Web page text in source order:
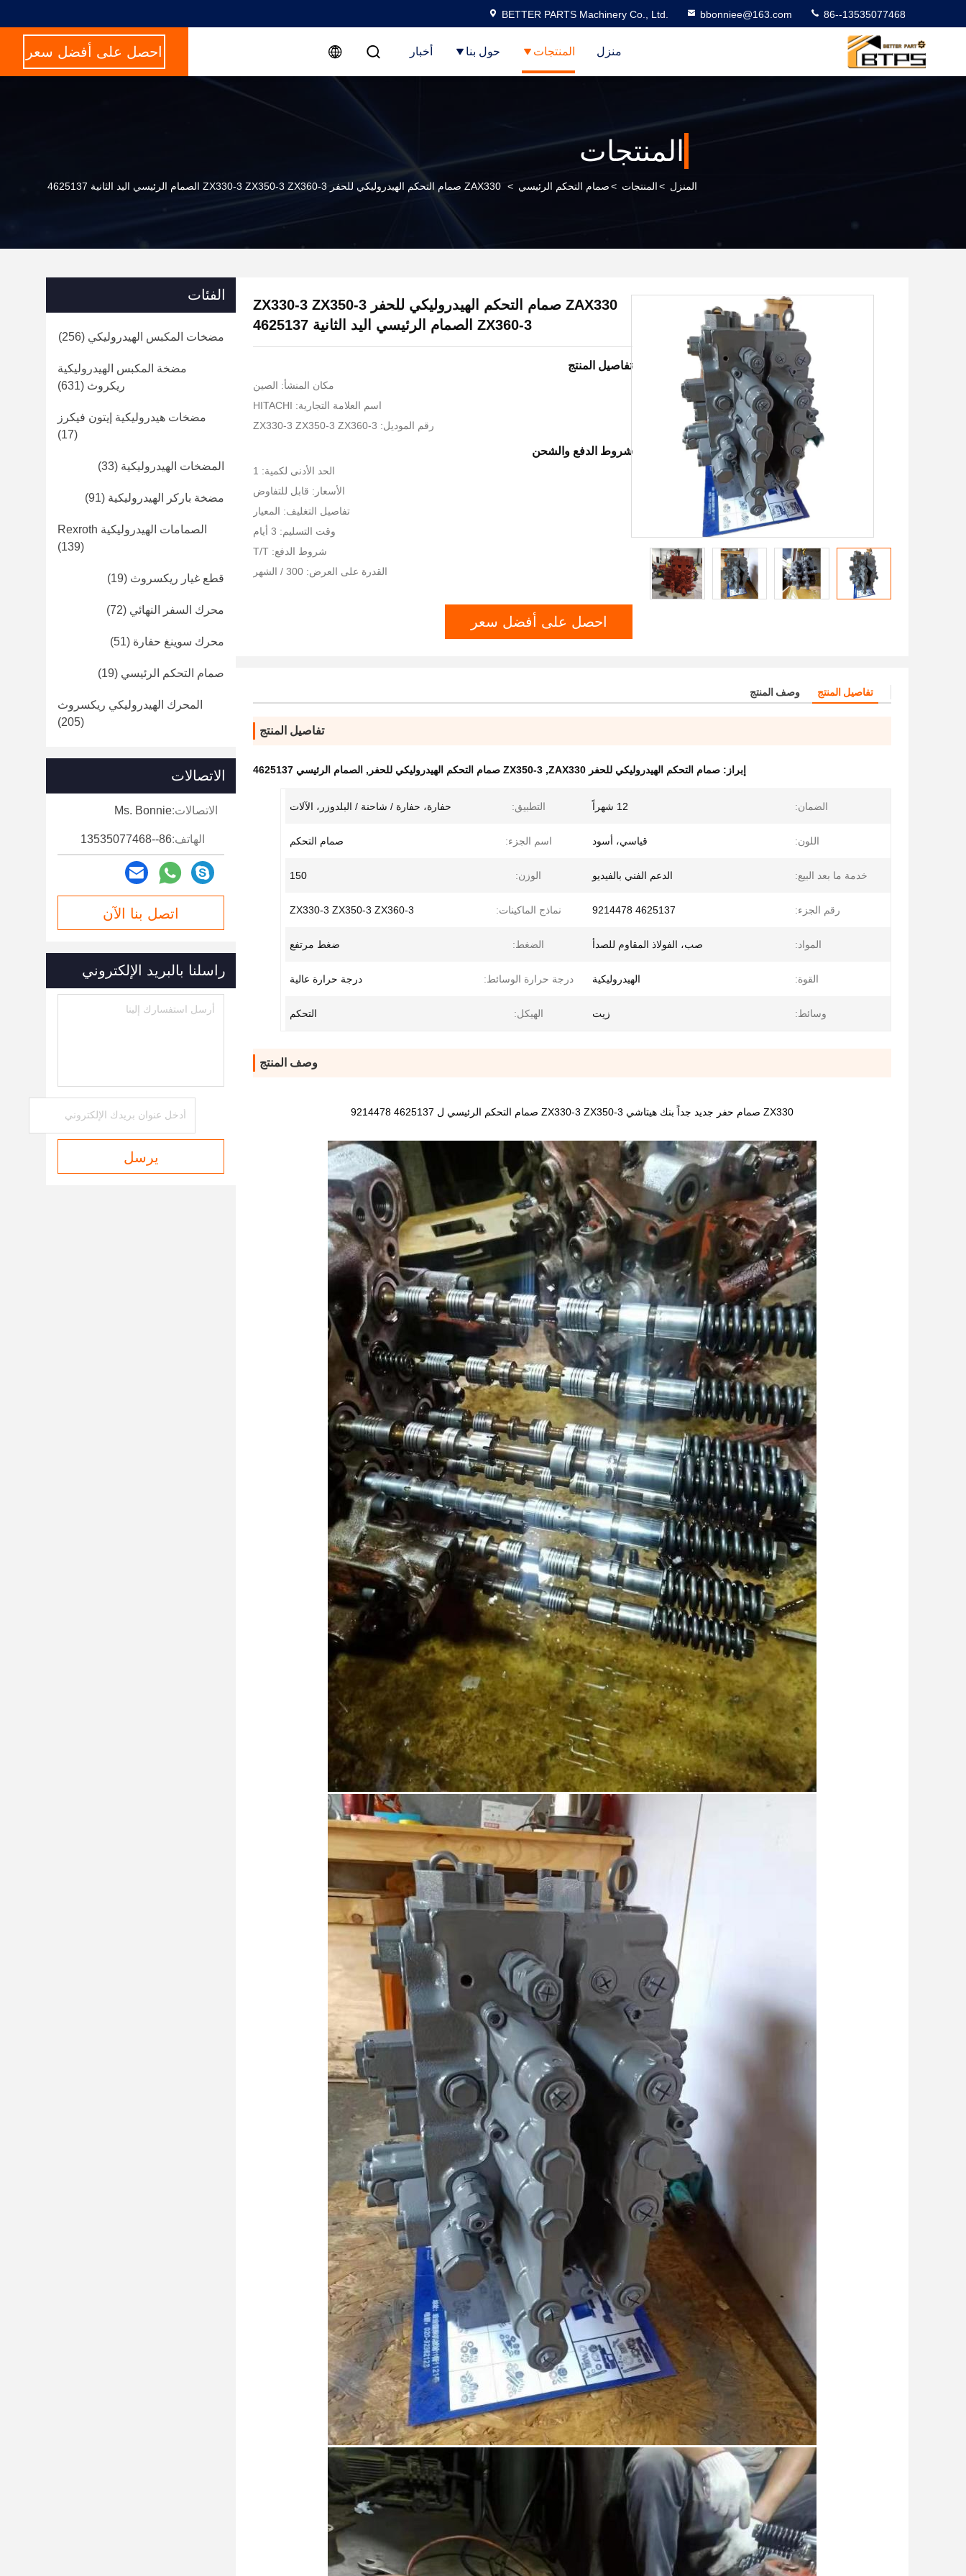
BETTER PARTS Machinery Co., Ltd. bbonniee@163.com 86--13535077468
منزل المنتجات حول بنا أخبار احصل على أفضل سعر
المنتجات
المنزل >المنتجات >صمام التحكم الرئيسي > ZAX330 صمام التحكم الهيدروليكي للحفر ZX330-3 ZX350-3 ZX360-3 الصمام الرئيسي اليد الثانية 4625137
ZAX330 صمام التحكم الهيدروليكي للحفر ZX330-3 ZX350-3
ZX360-3 الصمام الرئيسي اليد الثانية 4625137
تفاصيل المنتج
مكان المنشأ: الصين
اسم العلامة التجارية: HITACHI
رقم الموديل: ZX330-3 ZX350-3 ZX360-3
شروط الدفع والشحن
الحد الأدنى لكمية: 1
الأسعار: قابل للتفاوض
تفاصيل التغليف: المعيار
وقت التسليم: 3 أيام
شروط الدفع: T/T
القدرة على العرض: 300 / الشهر
احصل على أفضل سعر
تفاصيل المنتج وصف المنتج
تفاصيل المنتج
إبراز: صمام التحكم الهيدروليكي للحفر ZAX330 , ZX350-3 صمام التحكم الهيدروليكي للحفر , الصمام الرئيسي 4625137
الضمان: 12 شهراً التطبيق: حفارة، حفارة / شاحنة / البلدوزر، الآلات
اللون: قياسي، أسود اسم الجزء: صمام التحكم
خدمة ما بعد البيع: الدعم الفني بالفيديو الوزن: 150
رقم الجزء: 4625137 9214478 نماذج الماكينات: ZX330-3 ZX350-3 ZX360-3
المواد: صب، الفولاذ المقاوم للصدأ الضغط: ضغط مرتفع
القوة: الهيدروليكية درجة حرارة الوسائط: درجة حرارة عالية
وسائط: زيت الهيكل: التحكم
وصف المنتج
ZX330 صمام حفر جديد جداً بنك هيتاشي ZX330-3 ZX350-3 صمام التحكم الرئيسي ل 4625137 9214478
الفئات
مضخات المكبس الهيدروليكي (256)
مضخة المكبس الهيدروليكية
ريكروث (631)
مضخات هيدروليكية إيتون فيكرز
(17)
المضخات الهيدروليكية (33)
مضخة باركر الهيدروليكية (91)
الصمامات الهيدروليكية Rexroth
(139)
قطع غيار ريكسروث (19)
محرك السفر النهائي (72)
محرك سوينغ حفارة (51)
صمام التحكم الرئيسي (19)
المحرك الهيدروليكي ريكسروث
(205)
الاتصالات
الاتصالات:Ms. Bonnie
الهاتف:86--13535077468
اتصل بنا الآن
راسلنا بالبريد الإلكتروني
يرسل